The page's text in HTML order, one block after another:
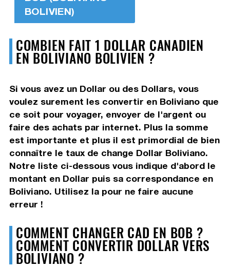
BOLIVIEN)
COMBIEN FAIT 1 DOLLAR CANADIEN
EN BOLIVIANO BOLIVIEN ?
Si vous avez un Dollar ou des Dollars, vous
voulez surement les convertir en Boliviano que
ce soit pour voyager, envoyer de l'argent ou
faire des achats par internet. Plus la somme
est importante et plus il est primordial de bien
connaître le taux de change Dollar Boliviano.
Notre liste ci-dessous vous indique d'abord le
montant en Dollar puis sa correspondance en
Boliviano. Utilisez la pour ne faire aucune
erreur !
COMMENT CHANGER CAD EN BOB ?
COMMENT CONVERTIR DOLLAR VERS
BOLIVIANO ?